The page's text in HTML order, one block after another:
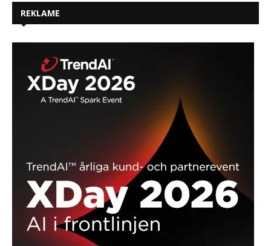
REKLAME